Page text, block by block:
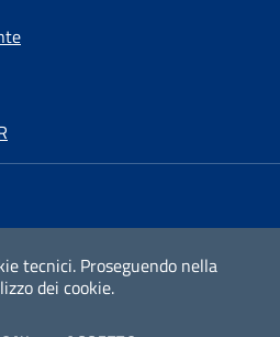
tecnici. Proseguendo nella
dei cookie.